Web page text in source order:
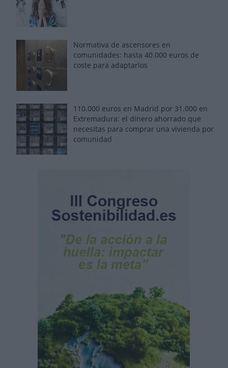
Normativa de ascensores en
comunidades: hasta 40.000 euros de
coste para adaptarlos
110.000 euros en Madrid por 31.000 en
Extremadura: el dinero ahorrado que
necesitas para comprar una vivienda por
comunidad